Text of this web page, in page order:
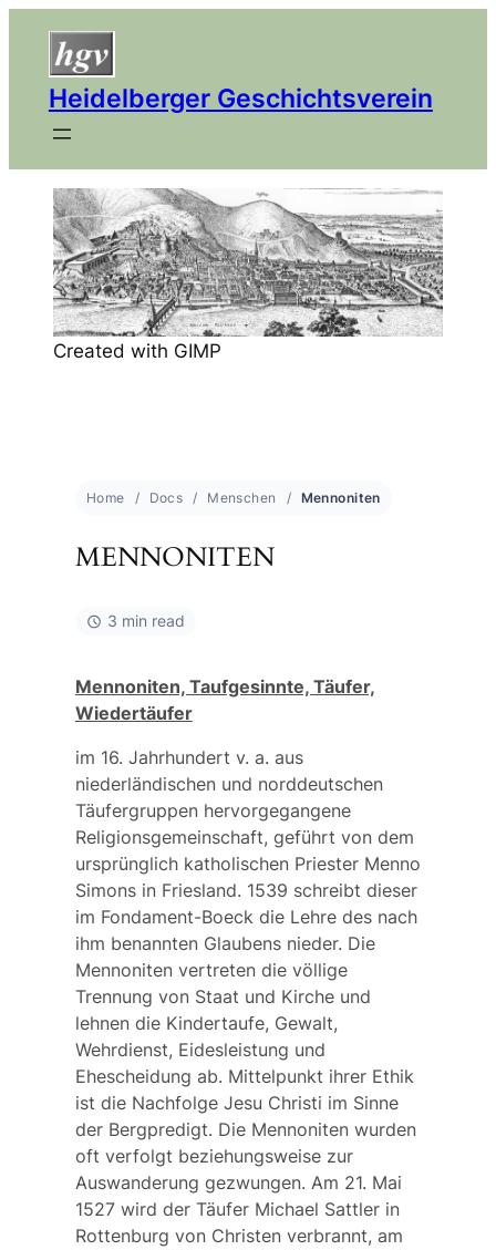
Heidelberger Geschichtsverein
Created with GIMP
Home Docs Menschen Mennoniten
MENNONITEN
3 min read
Mennoniten, Taufgesinnte, Täufer,
Wiedertäufer
im 16. Jahrhundert v. a. aus
niederländischen und norddeutschen
Täufergruppen hervorgegangene
Religionsgemeinschaft, geführt von dem
ursprünglich katholischen Priester Menno
Simonsin Friesland. 1539 schreibt dieser
im Fondament-Boeckdie Lehre des nach
ihm benannten Glaubens nieder. Die
Mennoniten vertreten die völlige
Trennung von Staat und Kirche und
lehnen die Kindertaufe, Gewalt,
Wehrdienst, Eidesleistung und
Ehescheidung ab. Mittelpunkt ihrer Ethik
ist die Nachfolge Jesu Christi im Sinne
der Bergpredigt. Die Mennoniten wurden
oft verfolgt beziehungsweise zur
Auswanderung gezwungen. Am 21. Mai
1527 wird der Täufer Michael Sattlerin
Rottenburg von Christen verbrannt, am